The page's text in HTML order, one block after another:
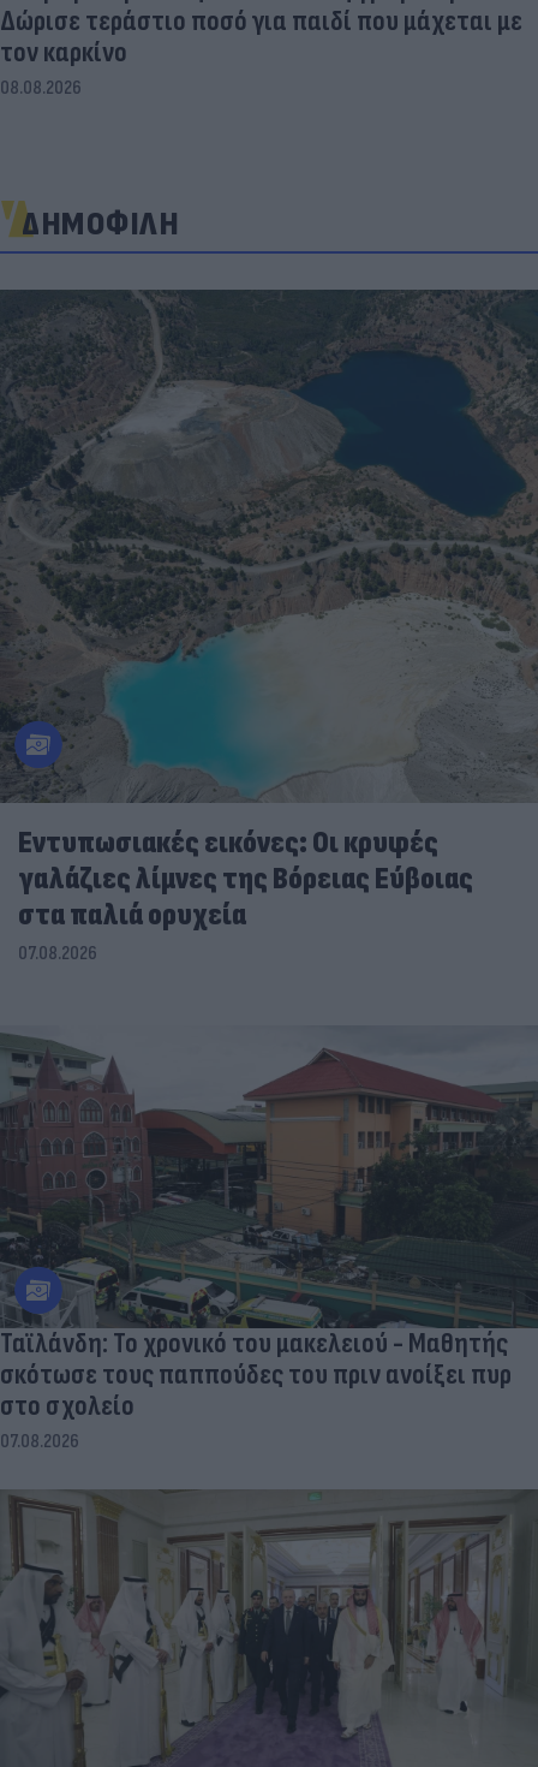
Δώρισε τεράστιο ποσό για παιδί που μάχεται με
τον καρκίνο
08.08.2026
ΔΗΜΟΦΙΛΗ
Εντυπωσιακές εικόνες: Οι κρυφές
γαλάζιες λίμνες της Βόρειας Εύβοιας
στα παλιά ορυχεία
07.08.2026
Ταϊλάνδη: Το χρονικό του μακελειού - Μαθητής
σκότωσε τους παππούδες του πριν ανοίξει πυρ
στο σχολείο
07.08.2026